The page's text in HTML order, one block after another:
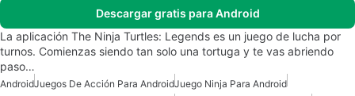
Descargar gratis para Android
La aplicación The Ninja Turtles: Legends es un juego de lucha por
turnos. Comienzas siendo tan solo una tortuga y te vas abriendo
paso…
AndroidJuegos De Acción Para AndroidJuego Ninja Para Android